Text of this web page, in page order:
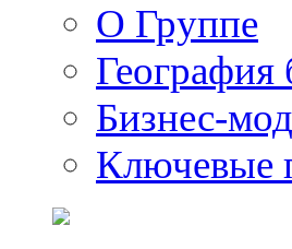
О Группе
География
Бизнес-
Ключевые